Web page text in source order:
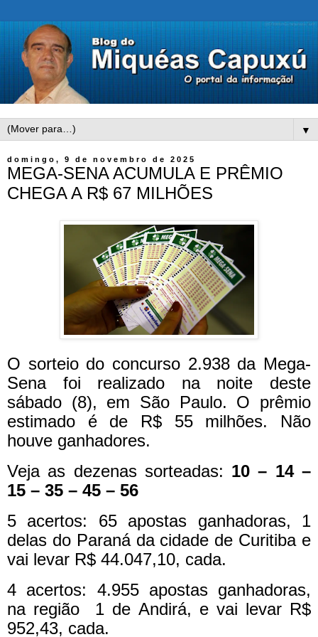
▼
domingo, 9 de novembro de 2025
MEGA-SENA ACUMULA E PRÊMIO
CHEGA A R$ 67 MILHÕES
O sorteio do concurso 2.938 da Mega-
Sena foi realizado na noite deste
sábado (8), em São Paulo. O prêmio
estimado é de R$ 55 milhões. Não
houve ganhadores.
Veja as dezenas sorteadas: 10 – 14 –
15 – 35 – 45 – 56
5 acertos: 65 apostas ganhadoras, 1
delas do Paraná da cidade de Curitiba e
vai levar R$ 44.047,10, cada.
4 acertos: 4.955 apostas ganhadoras,
na região 1 de Andirá, e vai levar R$
952,43, cada.